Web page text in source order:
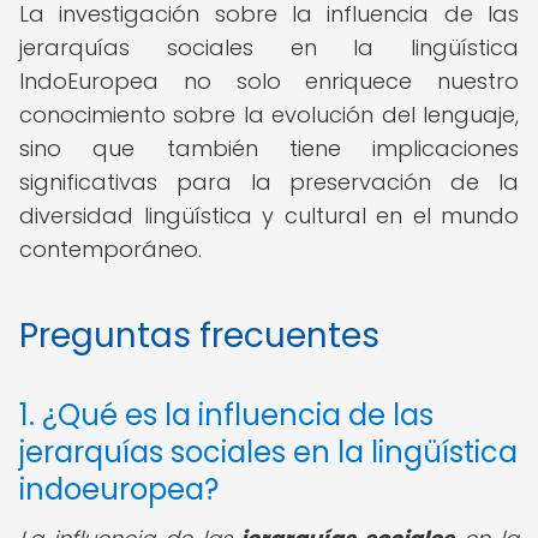
La investigación sobre la influencia de las
jerarquías sociales en la lingüística
IndoEuropea no solo enriquece nuestro
conocimiento sobre la evolución del lenguaje,
sino que también tiene implicaciones
significativas para la preservación de la
diversidad lingüística y cultural en el mundo
contemporáneo.
Preguntas frecuentes
1. ¿Qué es la influencia de las
jerarquías sociales en la lingüística
indoeuropea?